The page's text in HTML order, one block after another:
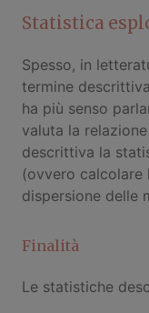
Statistica
Spesso, in
termine
ha più senso
valuta la
descrittiva la
(ovvero calcolare
dispersione delle
Finalità
Le statistiche